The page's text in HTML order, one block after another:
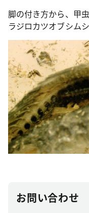
脚の付き方から、甲
ラジロカツオブシム
お問い合わせ